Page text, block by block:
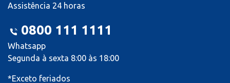
Assistência 24 horas
0800 111 1111
Whatsapp
Segunda à sexta 8:00 às 18:00
*Exceto feriados